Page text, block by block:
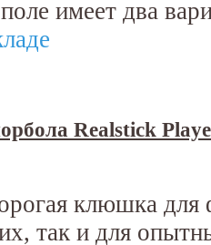
имеет два
Realstick
клюшка для
так и для